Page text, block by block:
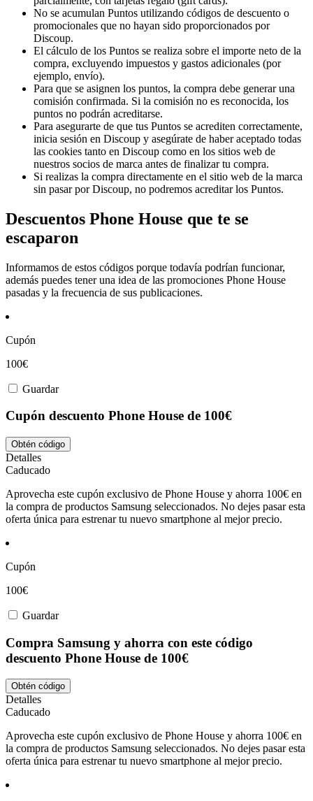
No se acumulan Puntos utilizando códigos de descuento o
promocionales que no hayan sido proporcionados por
Discoup.
El cálculo de los Puntos se realiza sobre el importe neto de la
compra, excluyendo impuestos y gastos adicionales (por
ejemplo, envío).
Para que se asignen los puntos, la compra debe generar una
comisión confirmada. Si la comisión no es reconocida, los
puntos no podrán acreditarse.
Para asegurarte de que tus Puntos se acrediten correctamente,
inicia sesión en Discoup y asegúrate de haber aceptado todas
las cookies tanto en Discoup como en los sitios web de
nuestros socios de marca antes de finalizar tu compra.
Si realizas la compra directamente en el sitio web de la marca
sin pasar por Discoup, no podremos acreditar los Puntos.
Descuentos Phone House que te se
escaparon
Informamos de estos códigos porque todavía podrían funcionar,
además puedes tener una idea de las promociones Phone House
pasadas y la frecuencia de sus publicaciones.
Cupón
100€
Guardar
Cupón descuento Phone House de 100€
Obtén código
Detalles
Caducado
Aprovecha este cupón exclusivo de Phone House y ahorra 100€ en
la compra de productos Samsung seleccionados. No dejes pasar esta
oferta única para estrenar tu nuevo smartphone al mejor precio.
Cupón
100€
Guardar
Compra Samsung y ahorra con este código
descuento Phone House de 100€
Obtén código
Detalles
Caducado
Aprovecha este cupón exclusivo de Phone House y ahorra 100€ en
la compra de productos Samsung seleccionados. No dejes pasar esta
oferta única para estrenar tu nuevo smartphone al mejor precio.